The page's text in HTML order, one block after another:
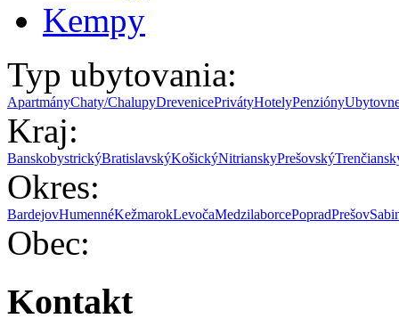
Kempy
Typ ubytovania:
ApartmányChaty/ChalupyDrevenicePrivátyHotelyPenzióny
Kraj:
BanskobystrickýBratislavskýKošickýNitrianskyPrešovský
Okres:
BardejovHumennéKežmarokLevočaMedzilaborcePopradPrešov
Obec:
Kontakt